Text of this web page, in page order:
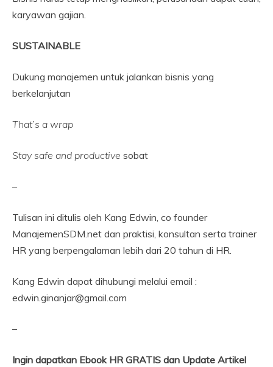
karyawan gajian.
SUSTAINABLE
Dukung manajemen untuk jalankan bisnis yang
berkelanjutan
That’s a wrap
Stay safe and productive sobat
–
Tulisan ini ditulis oleh Kang Edwin, co founder
ManajemenSDM.net dan praktisi, konsultan serta trainer
HR yang berpengalaman lebih dari 20 tahun di HR.
Kang Edwin dapat dihubungi melalui email :
edwin.ginanjar@gmail.com
–
Ingin dapatkan Ebook HR GRATIS dan Update Artikel